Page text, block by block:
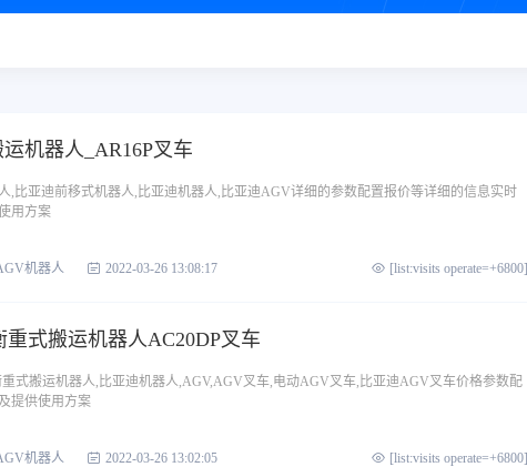
机器人_AR16P叉车
,比亚迪前移式机器人,比亚迪机器人,比亚迪AGV详细的参数配置报价等详细的信息实时
用方案
机器人 2022-03-26 13:08:17 [list:visits operate=+6800]
式搬运机器人AC20DP叉车
式搬运机器人,比亚迪机器人,AGV,AGV叉车,电动AGV叉车,比亚迪AGV叉车价格参数配
提供使用方案
机器人 2022-03-26 13:02:05 [list:visits operate=+6800]